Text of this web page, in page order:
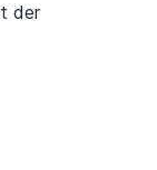
der